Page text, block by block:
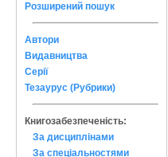
Розширений пошук
Автори
Видавництва
Серії
Тезаурус (Рубрики)
Книгозабезпеченість:
За дисциплінами
За спеціальностями